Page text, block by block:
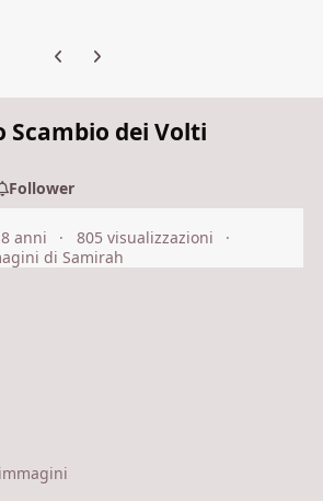
Previous carousel slide
Next carousel slide
Scambio dei Volti
Follower
anni
805 visualizzazioni
di Samirah